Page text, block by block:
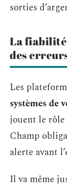
sorties
La
des
Les
systèmes de
jouent le rôle
Champ
alerte avant
Il va même